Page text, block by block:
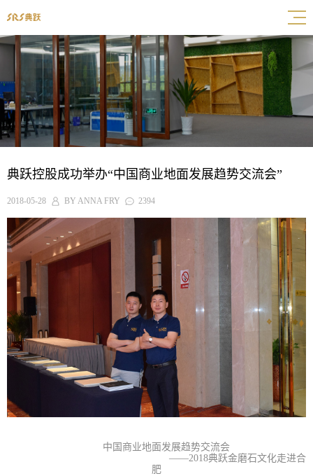
典跃控股成功举办“中国商业地面发展趋势交流会”
2018-05-28 BY ANNA FRY 2394
中国商业地面发展趋势交流会
——2018典跃金磨石文化走进合
肥